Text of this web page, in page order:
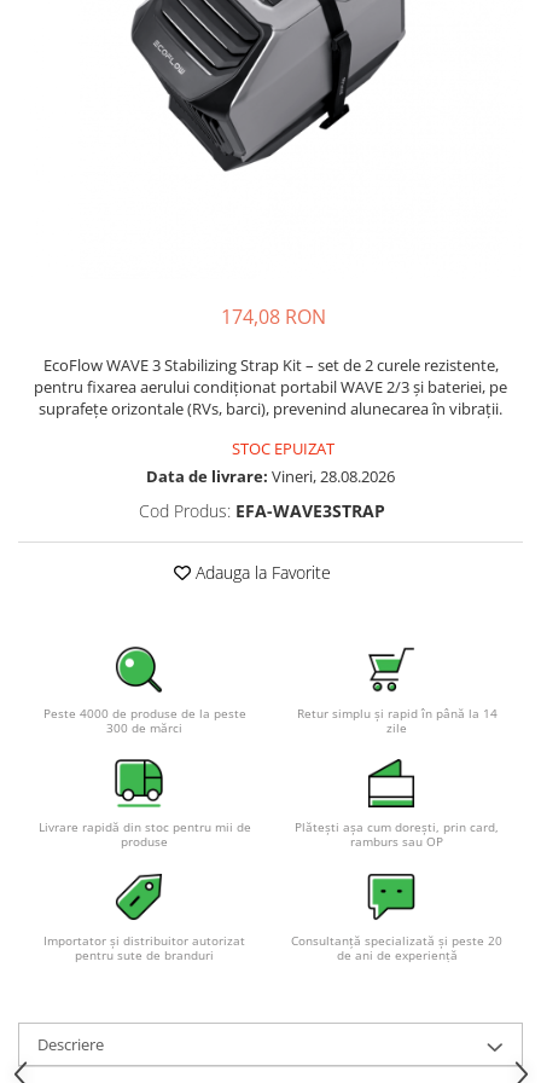
Incarcatoare acumulatori
Panouri fotovoltaice si accesorii
Panouri fotovoltaice
Sisteme prindere panouri
Controlere solare
MPPT
PWM
Pachete complete stocare energie
Sisteme fotovoltaice de putere
mica (rulota/caravan/case de
vacanta)
Sisteme fotovoltaice profesionale
Pachete sisteme fotovoltaice
Statii de incarcare vehicule
electrice
Cabluri de incarcare vehicule
Prize de incarcare vehicule
Accesorii
Turbine eoliene pentru casă
174,08 RON
EcoFlow WAVE 3 Stabilizing Strap Kit – set de 2 curele rezistente,
pentru fixarea aerului condiționat portabil WAVE 2/3 și bateriei, pe
suprafețe orizontale (RVs, barci), prevenind alunecarea în vibrații.
STOC EPUIZAT
Data de livrare: Vineri, 28.08.2026
Cod Produs: EFA-WAVE3STRAP
Adauga la Favorite
Peste 4000 de produse de la peste
300 de mărci
Retur simplu și rapid în până la 14
zile
Livrare rapidă din stoc pentru mii de
produse
Plătești așa cum dorești, prin card,
ramburs sau OP
Importator și distribuitor autorizat
pentru sute de branduri
Consultanță specializată și peste 20
de ani de experiență
Descriere